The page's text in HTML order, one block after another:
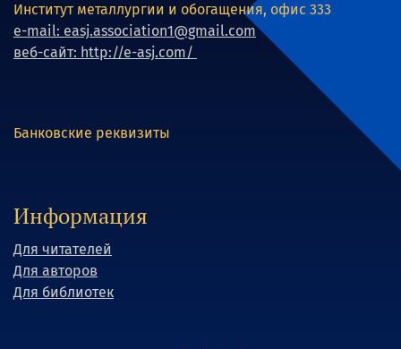
Институт металлургии и обогащения, офис 333
e-mail: easj.association1@gmail.com
веб-сайт: http://e-asj.com/
Банковские реквизиты
Информация
Для читателей
Для авторов
Для библиотек